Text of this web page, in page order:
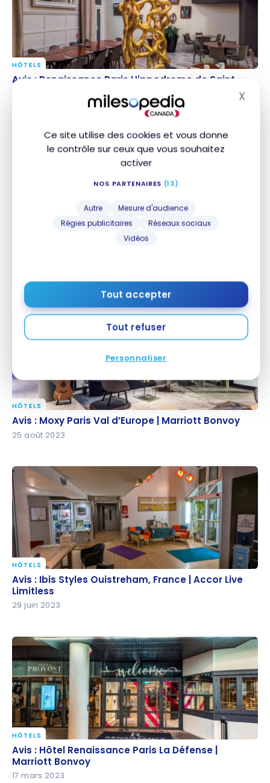
Ce site utilise des cookies et vous donne
le contrôle sur ceux que vous souhaitez
activer
NOS PARTENAIRES (13)
Autre
Mesure d'audience
Régies publicitaires
Réseaux sociaux
Vidéos
Tout accepter
Tout refuser
Personnaliser
X
Avis : Renaissance Paris Hippodrome de Saint-
Cloud, Paris (France) | Marriott Bonvoy
HÔTELS
Avis : Renaissance Paris Hippodrome de Saint-
Cloud, Paris (France) | Marriott Bonvoy
Avis : Moxy Paris Val d’Europe | Marriott Bonvoy
HÔTELS
Avis : Moxy Paris Val d’Europe | Marriott Bonvoy
25 août 2023
Avis : Ibis Styles Ouistreham, France | Accor Live
Limitless
HÔTELS
Avis : Ibis Styles Ouistreham, France | Accor Live
Limitless
29 juin 2023
Avis : Hôtel Renaissance Paris La Défense | Marriott
Bonvoy
HÔTELS
Avis : Hôtel Renaissance Paris La Défense |
Marriott Bonvoy
17 mars 2023